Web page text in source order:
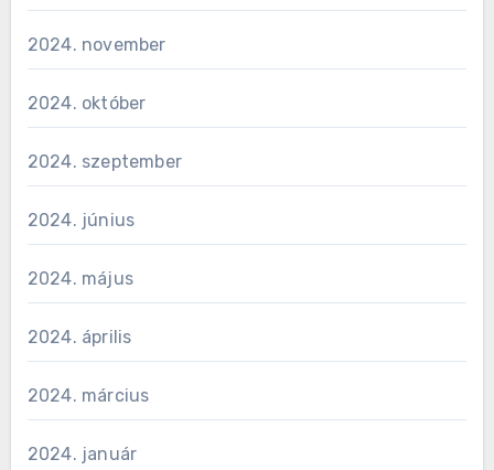
2024. november
2024. október
2024. szeptember
2024. június
2024. május
2024. április
2024. március
2024. január